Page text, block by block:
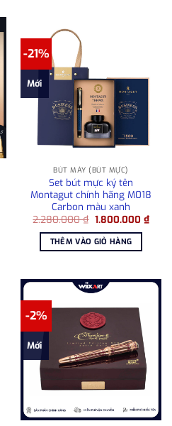
2.500.000 ₫.
-21%
Mới
BÚT MÁY (BÚT MỰC)
Set bút mực ký tên
Montagut chính hãng M018
Carbon màu xanh
2.280.000₫ Giá
là:
2.280.000 ₫.
1.800.000 ₫Giá
hiện
THÊM VÀO GIỎ HÀNG
-2%
Mới